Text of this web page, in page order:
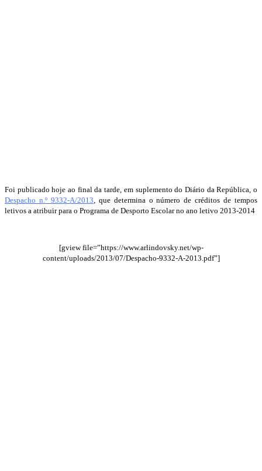
Foi publicado hoje ao final da tarde, em suplemento do Diário da República, o
Despacho n.º 9332-A/2013, que determina o número de créditos de tempos
letivos a atribuir para o Programa de Desporto Escolar no ano letivo 2013-2014
[gview file=”https://www.arlindovsky.net/wp-
content/uploads/2013/07/Despacho-9332-A-2013.pdf”]